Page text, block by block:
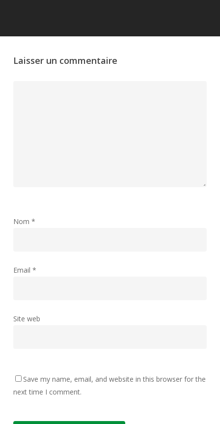
Laisser un commentaire
Nom *
Email *
Site web
Save my name, email, and website in this browser for the
next time I comment.